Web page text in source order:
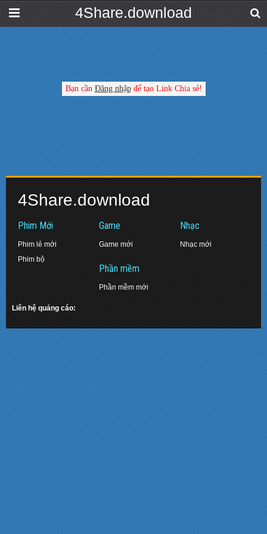
4Share.download
Bạn cần Đăng nhậpđể tạo Link Chia sẻ!
4Share.download
Phim Mới
Phim lẻ mới
Phim bộ
Game
Game mới
Phần mềm
Phần mềm mới
Nhạc
Nhạc mới
Liên hệ quảng cáo: